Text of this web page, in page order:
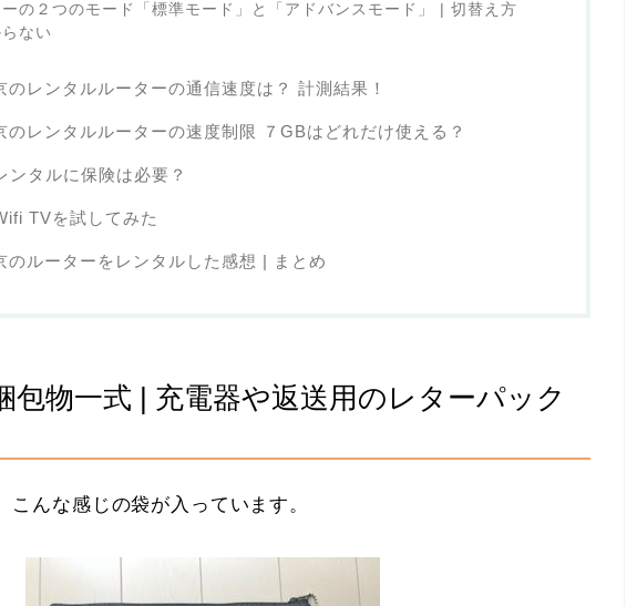
の２つのモード「標準モード」と「アドバンスモード」 | 切替え方
ない
のレンタルルーターの通信速度は？ 計測結果！
のレンタルルーターの速度制限 ７GBはどれだけ使える？
ンタルに保険は必要？
TVを試してみた
のルーターをレンタルした感想 | まとめ
包物一式 | 充電器や返送用のレターパック
こんな感じの袋が入っています。